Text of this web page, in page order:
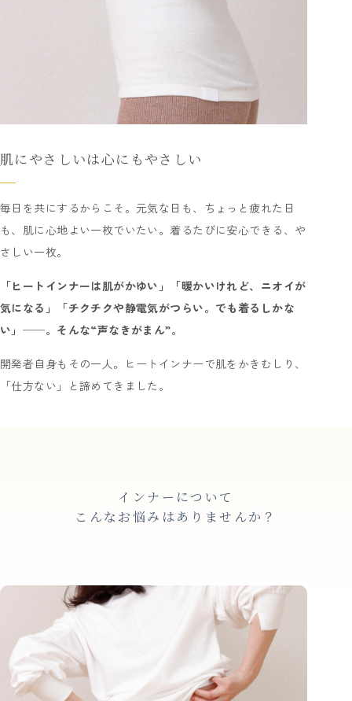
肌にやさしいは心にもやさしい
毎日を共にするからこそ。元気な日も、ちょっと疲れた日
も、肌に心地よい一枚でいたい。着るたびに安心できる、や
さしい一枚。
「ヒートインナーは肌がかゆい」「暖かいけれど、ニオイが
気になる」「チクチクや静電気がつらい。でも着るしかな
い」──。そんな“声なきがまん”。
開発者自身もその一人。ヒートインナーで肌をかきむしり、
「仕方ない」と諦めてきました。
インナーについて
こんなお悩みはありませんか？